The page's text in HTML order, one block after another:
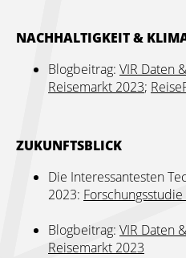
NACHHALTIGKEIT &
Blogbeitrag: VIR Daten
Reisemarkt 2023;
ZUKUNFTSBLICK
Die Interessantesten
2023:
Blogbeitrag: VIR Daten
Reisemarkt 2023